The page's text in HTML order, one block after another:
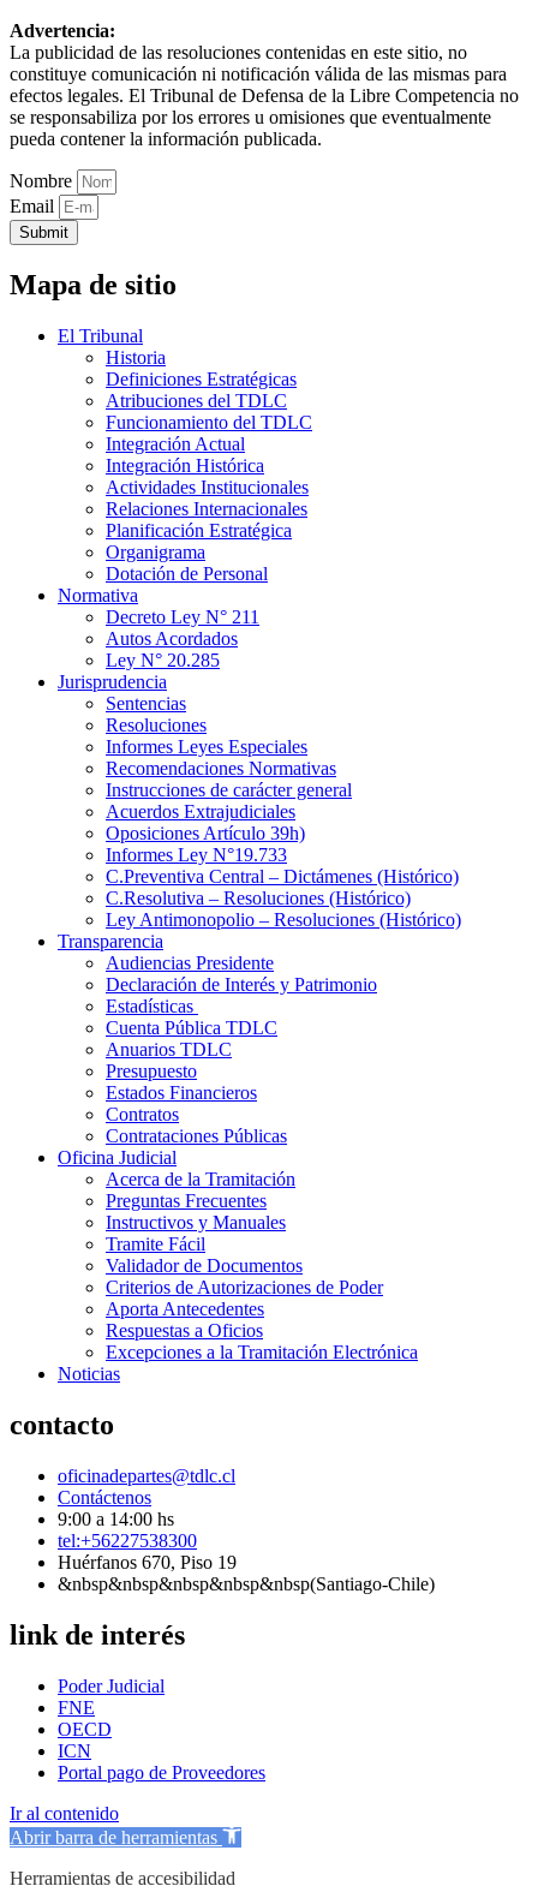
Advertencia:
La publicidad de las resoluciones contenidas en este sitio, no
constituye comunicación ni notificación válida de las mismas para
efectos legales. El Tribunal de Defensa de la Libre Competencia no
se responsabiliza por los errores u omisiones que eventualmente
pueda contener la información publicada.
Nombre
Email
Submit
Mapa de sitio
El Tribunal
Historia
Definiciones Estratégicas
Atribuciones del TDLC
Funcionamiento del TDLC
Integración Actual
Integración Histórica
Actividades Institucionales
Relaciones Internacionales
Planificación Estratégica
Organigrama
Dotación de Personal
Normativa
Decreto Ley N° 211
Autos Acordados
Ley N° 20.285
Jurisprudencia
Sentencias
Resoluciones
Informes Leyes Especiales
Recomendaciones Normativas
Instrucciones de carácter general
Acuerdos Extrajudiciales
Oposiciones Artículo 39h)
Informes Ley N°19.733
C.Preventiva Central – Dictámenes (Histórico)
C.Resolutiva – Resoluciones (Histórico)
Ley Antimonopolio – Resoluciones (Histórico)
Transparencia
Audiencias Presidente
Declaración de Interés y Patrimonio
Estadísticas
Cuenta Pública TDLC
Anuarios TDLC
Presupuesto
Estados Financieros
Contratos
Contrataciones Públicas
Oficina Judicial
Acerca de la Tramitación
Preguntas Frecuentes
Instructivos y Manuales
Tramite Fácil
Validador de Documentos
Criterios de Autorizaciones de Poder
Aporta Antecedentes
Respuestas a Oficios
Excepciones a la Tramitación Electrónica
Noticias
contacto
oficinadepartes@tdlc.cl
Contáctenos
9:00 a 14:00 hs
tel:+56227538300
Huérfanos 670, Piso 19
&nbsp&nbsp&nbsp&nbsp&nbsp(Santiago-Chile)
link de interés
Poder Judicial
FNE
OECD
ICN
Portal pago de Proveedores
Ir al contenido
Abrir barra de herramientas
Herramientas de accesibilidad